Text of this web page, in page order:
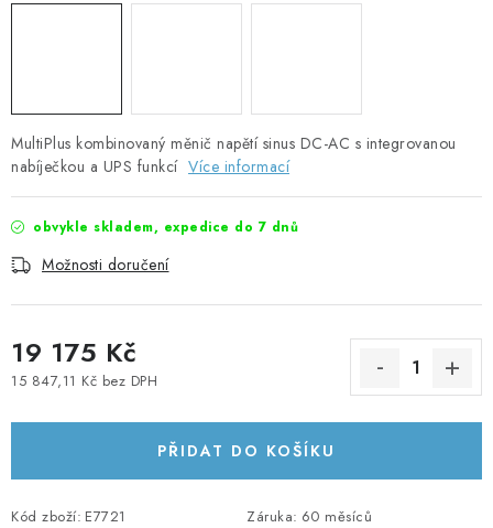
MĚNIČE NAPĚTÍ
OVLÁDÁNÍ A MONITORING
JIŠTĚNÍ DC
KABELY A KONEKTORY
POWERBANKY
PŘÍSLUŠENSTVÍ
MONTÁŽNÍ MATERIÁL
MultiPlus kombinovaný měnič napětí sinus DC-AC s integrovanou
nabíječkou a UPS funkcí Více informací
obvykle skladem, expedice do 7 dnů
Možnosti doručení
19 175 Kč
15 847,11 Kč bez DPH
PŘIDAT DO KOŠÍKU
Kód zboží: E7721 Záruka: 60 měsíců